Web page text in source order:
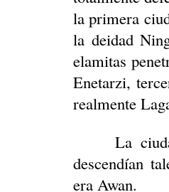
la primera
la deidad
elamitas
Enetarzi,
realmente
La
descendían
era Awan.